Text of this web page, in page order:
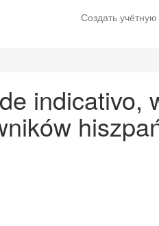
Создать
indicativo,